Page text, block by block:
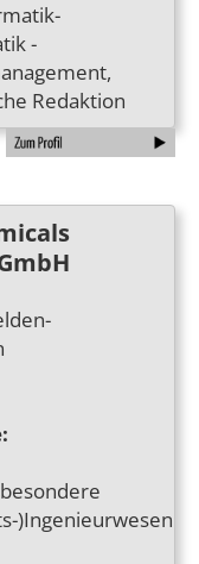
-
Redaktion
)Ingenieurwesen